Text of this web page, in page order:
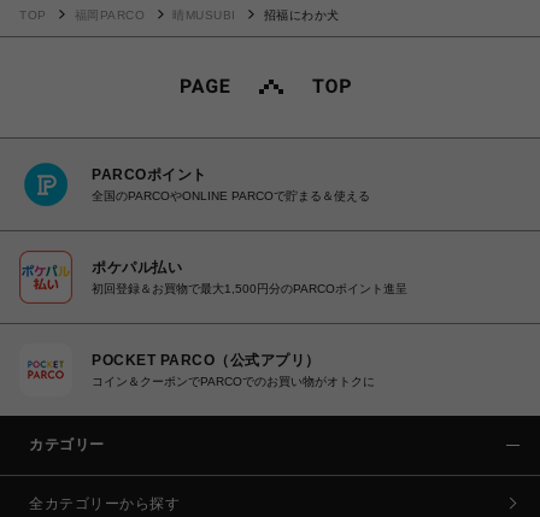
TOP 福岡PARCO 晴MUSUBI 招福にわか犬
PARCOポイント
全国のPARCOやONLINE PARCOで貯まる＆使える
ポケパル払い
初回登録＆お買物で最大1,500円分のPARCOポイント進呈
POCKET PARCO（公式アプリ）
コイン＆クーポンでPARCOでのお買い物がオトクに
カテゴリー
全カテゴリーから探す